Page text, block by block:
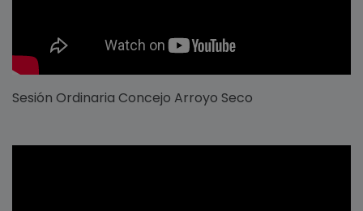
Sesión Ordinaria Concejo Arroyo Seco